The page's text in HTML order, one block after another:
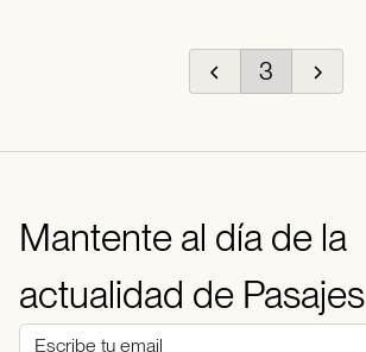
3
Mantente al día de la
actualidad de Pasajes